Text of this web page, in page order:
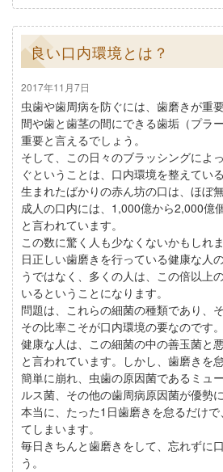
良い口内環境とは？
2017年11月7日
虫歯や歯周病を防ぐには、歯磨きが重
間や歯と歯茎の間にできる歯垢（プラ
重要と言えるでしょう。
そして、この日々のブラッシングによ
ぐということは、口内環境を整えてい
生まれたばかりの赤ん坊の口は、ほぼ
成人の口内には、1,000億から2,000億
と言われています。
この数に驚く人も少なくないかもしれ
日正しい歯磨きを行っている健康な人
うではなく、多くの人は、この倍以上
いるということになります。
問題は、これらの細菌の種類であり、
その比率こそが口内環境の要なのです。
健康な人は、この細菌の中の善玉菌と
と言われています。しかし、歯磨きを
簡単に崩れ、虫歯の原因菌であるミュ
ルス菌、その他の歯周病原因菌が優勢
本当に、たった1日歯磨きを怠るだけ
てしまいます。
毎日きちんと歯磨きをして、忘れずに
う。